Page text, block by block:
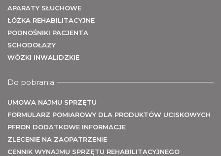
APARATY SŁUCHOWE
ŁÓŻKA REHABILITACYJNE
PODNOŚNIKI PACJENTA
SCHODOŁAZY
WÓZKI INWALIDZKIE
Do pobrania
UMOWA NAJMU SPRZĘTU
FORMULARZ POMIAROWY DLA PRODUKTÓW UCISKOWYCH
PFRON DODATKOWE INFORMACJE
ZLECENIE NA ZAOPATRZENIE
CENNIK WYNAJMU SPRZĘTU REHABILITACYJNEGO